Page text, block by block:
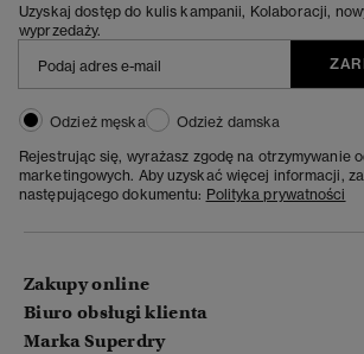
Uzyskaj dostęp do kulis kampanii, Kolaboracji,
wyprzedaży.
Odzież męska
Odzież damska
Rejestrując się, wyrażasz zgodę na otrzymywanie
marketingowych. Aby uzyskać więcej informacji,
następującego dokumentu: Polityka prywatności
Zakupy online
Biuro obsługi klienta
Marka Superdry